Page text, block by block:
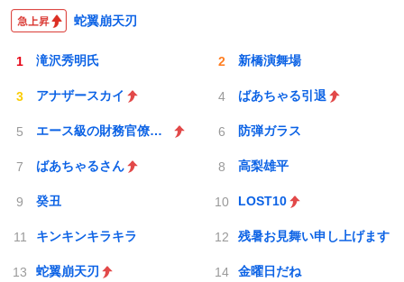
蛇翼崩天刃
滝沢秀明氏 新橋演舞場
アナザースカイ ばあちゃる引退
エース級の財務官僚が異例転出へ 防弾ガラス
ばあちゃるさん 高梨雄平
癸丑 LOST10
キンキンキラキラ 残暑お見舞い申し上げます
蛇翼崩天刃 金曜日だね